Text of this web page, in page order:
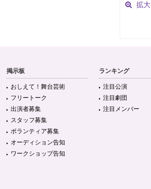
拡大
掲示板
おしえて！舞台芸術
フリートーク
出演者募集
スタッフ募集
ボランティア募集
オーディション告知
ワークショップ告知
ランキング
注目公演
注目劇団
注目メンバー